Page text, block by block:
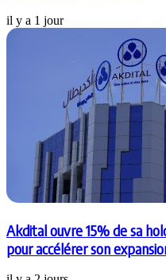
il y a 1 jour
Akdital ouvre 15% de sa
pour accélérer son